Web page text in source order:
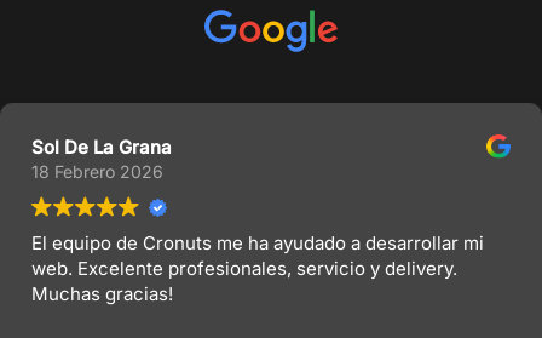
Sol De La Grana
18 Febrero 2026
El equipo de Cronuts me ha ayudado a desarrollar mi
web. Excelente profesionales, servicio y delivery.
Muchas gracias!